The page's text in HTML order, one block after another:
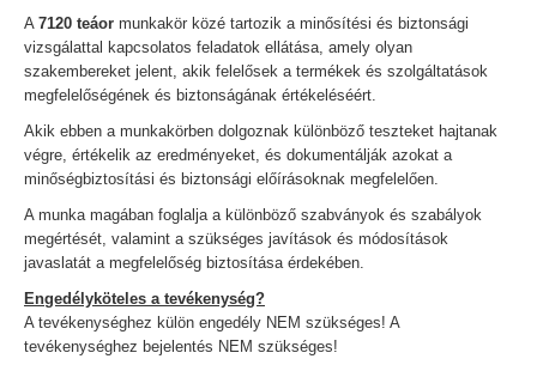
A 7120 teáor munkakör közé tartozik a minősítési és biztonsági
vizsgálattal kapcsolatos feladatok ellátása, amely olyan
szakembereket jelent, akik felelősek a termékek és szolgáltatások
megfelelőségének és biztonságának értékeléséért.
Akik ebben a munkakörben dolgoznak különböző teszteket hajtanak
végre, értékelik az eredményeket, és dokumentálják azokat a
minőségbiztosítási és biztonsági előírásoknak megfelelően.
A munka magában foglalja a különböző szabványok és szabályok
megértését, valamint a szükséges javítások és módosítások
javaslatát a megfelelőség biztosítása érdekében.
Engedélyköteles a tevékenység?
A tevékenységhez külön engedély NEM szükséges! A
tevékenységhez bejelentés NEM szükséges!